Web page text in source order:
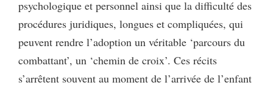
psychologique et personnel ainsi que la difficulté des
procédures juridiques, longues et compliquées, qui
peuvent rendre l’adoption un véritable ‘parcours du
combattant’, un ‘chemin de croix’. Ces récits
s’arrêtent souvent au moment de l’arrivée de l’enfant